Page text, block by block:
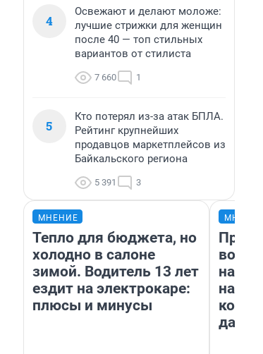
4
Освежают и делают моложе:
лучшие стрижки для женщин
после 40 — топ стильных
вариантов от стилиста
7 660 1
5
Кто потерял из-за атак БПЛА.
Рейтинг крупнейших
продавцов маркетплейсов из
Байкальского региона
5 391 3
МНЕНИЕ
Тепло для бюджета, но
холодно в салоне
зимой. Водитель 13 лет
ездит на электрокаре:
плюсы и минусы
нам
даже